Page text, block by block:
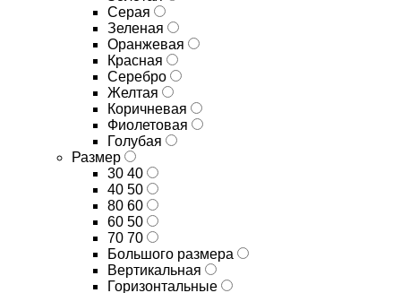
Серая
Зеленая
Оранжевая
Красная
Серебро
Желтая
Коричневая
Фиолетовая
Голубая
Размер
30 40
40 50
80 60
60 50
70 70
Большого размера
Вертикальная
Горизонтальные